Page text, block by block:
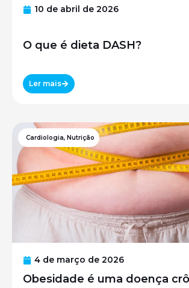
10 de abril de 2026
O que é dieta DASH?
Ler mais
Cardiologia, Nutrição
4 de março de 2026
Obesidade é uma doença